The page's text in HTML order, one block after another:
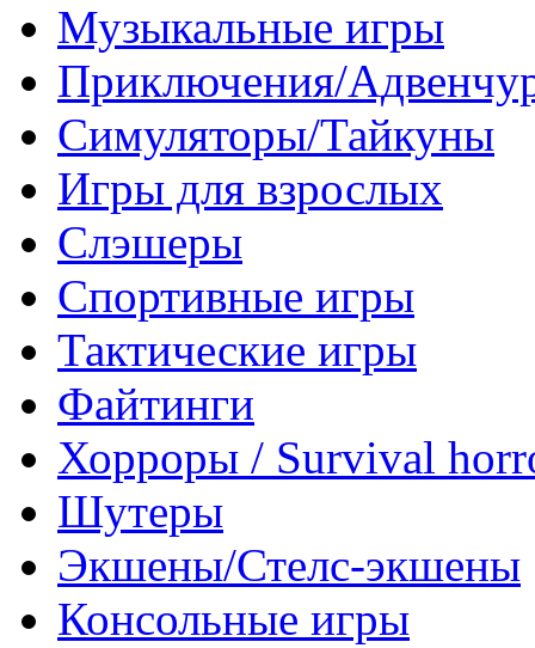
Музыкальные игры
Приключения/
Симуляторы/Тайкуны
Игры для взрослых
Слэшеры
Спортивные игры
Тактические игры
Файтинги
Хорроры / Survival
Шутеры
Экшены/Стелс-экшены
Консольные игры